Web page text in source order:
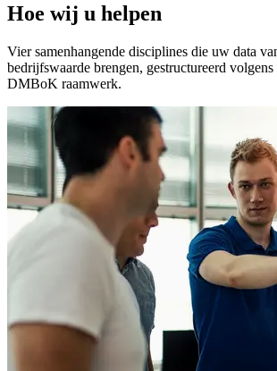
Hoe wij u helpen
Vier samenhangende disciplines die uw data
bedrijfswaarde brengen, gestructureerd
DMBoK raamwerk.